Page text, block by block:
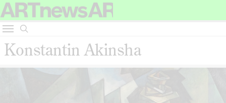
Konstantin Akinsha